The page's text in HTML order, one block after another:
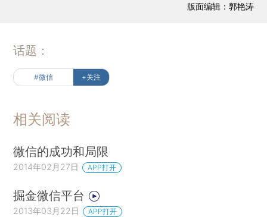
版面编辑：郭艳涛
话题：
#微信 +关注
相关阅读
微信的成功和局限
2014年02月27日 APP打开
掘金微信平台
2013年03月22日 APP打开